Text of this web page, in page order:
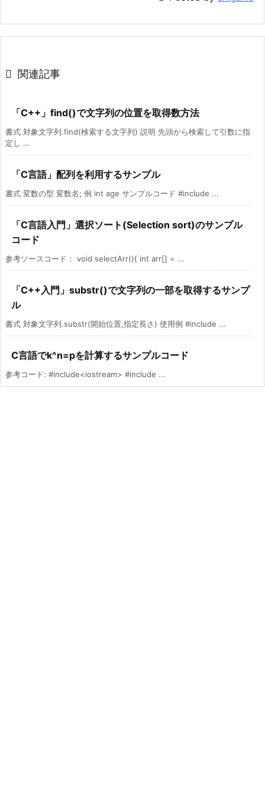
 関連記事
「C++」find()で文字列の位置を取得数方法
書式 対象文字列.find(検索する文字列) 説明 先頭から検索して引数に指
定し ...
「C言語」配列を利用するサンプル
書式 変数の型 変数名; 例 int age サンプルコード #include ...
「C言語入門」選択ソート(Selection sort)のサンプル
コード
参考ソースコード： void selectArr(){ int arr[] = ...
「C++入門」substr()で文字列の一部を取得するサンプ
ル
書式 対象文字列.substr(開始位置,指定長さ) 使用例 #include ...
C言語でk^n=pを計算するサンプルコード
参考コード: #include<iostream> #include ...